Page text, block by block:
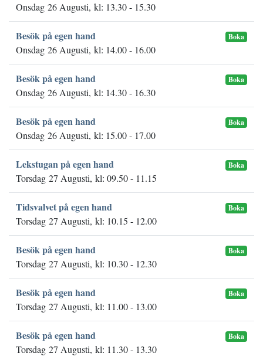
Onsdag 26 Augusti, kl: 13.30 - 15.30
Besök på egen hand Boka
Onsdag 26 Augusti, kl: 14.00 - 16.00
Besök på egen hand Boka
Onsdag 26 Augusti, kl: 14.30 - 16.30
Besök på egen hand Boka
Onsdag 26 Augusti, kl: 15.00 - 17.00
Lekstugan på egen hand Boka
Torsdag 27 Augusti, kl: 09.50 - 11.15
Tidsvalvet på egen hand Boka
Torsdag 27 Augusti, kl: 10.15 - 12.00
Besök på egen hand Boka
Torsdag 27 Augusti, kl: 10.30 - 12.30
Besök på egen hand Boka
Torsdag 27 Augusti, kl: 11.00 - 13.00
Besök på egen hand Boka
Torsdag 27 Augusti, kl: 11.30 - 13.30